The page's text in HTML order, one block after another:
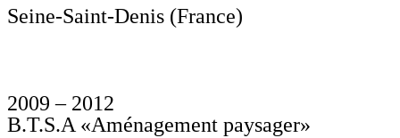
Seine-Saint-Denis (France)
2009 – 2012
B.T.S.A «Aménagement paysager»